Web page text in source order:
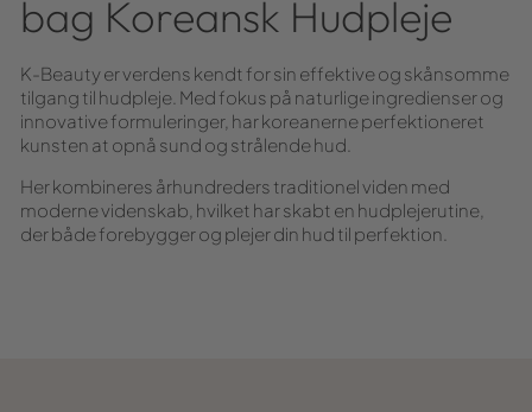
bag Koreansk Hudpleje
K-Beauty er verdens kendt for sin effektive og skånsomme
tilgang til hudpleje. Med fokus på naturlige ingredienser og
innovative formuleringer, har koreanerne perfektioneret
kunsten at opnå sund og strålende hud.
Her kombineres århundreders traditionel viden med
moderne videnskab, hvilket har skabt en hudplejerutine,
der både forebygger og plejer din hud til perfektion.